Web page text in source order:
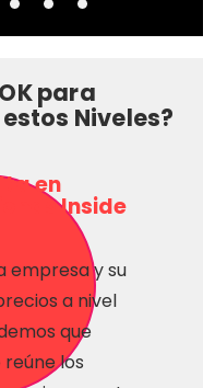
para
Niveles?
en
Inside
empresa y su
a nivel
que
los